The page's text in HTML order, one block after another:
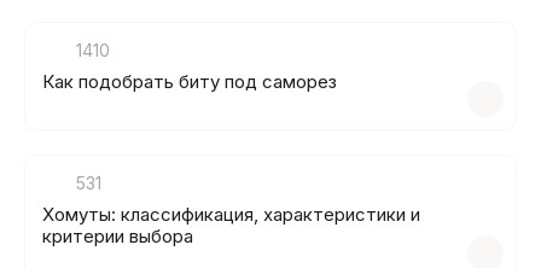
1410
Как подобрать биту под саморез
531
Хомуты: классификация, характеристики и
критерии выбора